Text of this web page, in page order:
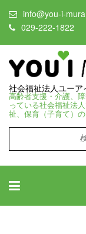
info@you-i-
029-222-1822
社会福祉法人ユーア
高齢者支援・介護、
っている社会福祉法
祉、保育（子育て）
検